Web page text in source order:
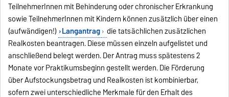
TeilnehmerInnen mit Behinderung oder chronischer Erkrankung
sowie TeilnehmerInnen mit Kindern können zusätzlich über einen
(aufwändigen!) Langantrag die tatsächlichen zusätzlichen
Realkosten beantragen. Diese müssen einzeln aufgelistet und
anschließend belegt werden. Der Antrag muss spätestens 2
Monate vor Praktikumsbeginn gestellt werden. Die Förderung
über Aufstockungsbetrag und Realkosten ist kombinierbar,
sofern zwei unterschiedliche Merkmale für den Erhalt des